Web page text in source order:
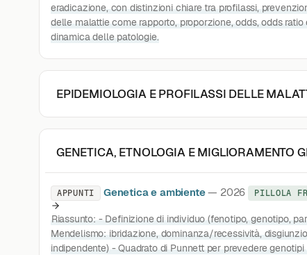
eradicazione, con distinzioni chiare tra profilassi,
delle malattie come rapporto, proporzione, odds, odds
dinamica delle patologie.
EPIDEMIOLOGIA E PROFILASSI DELLE
GENETICA, ETNOLOGIA E MIGLIORAMENTO
APPUNTI Genetica e ambiente — 2026 PILLOLA
Riassunto: - Definizione di individuo (fenotipo, genotipo,
Mendelismo: ibridazione, dominanza/recessività,
indipendente) - Quadrato di Punnett per prevedere